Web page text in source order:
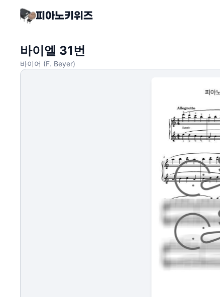
바이엘 31번
바이어 (F. Beyer)